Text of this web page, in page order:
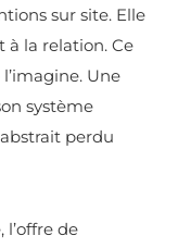
sur site. Elle
à la relation. Ce
Une
système
perdu
l’offre de